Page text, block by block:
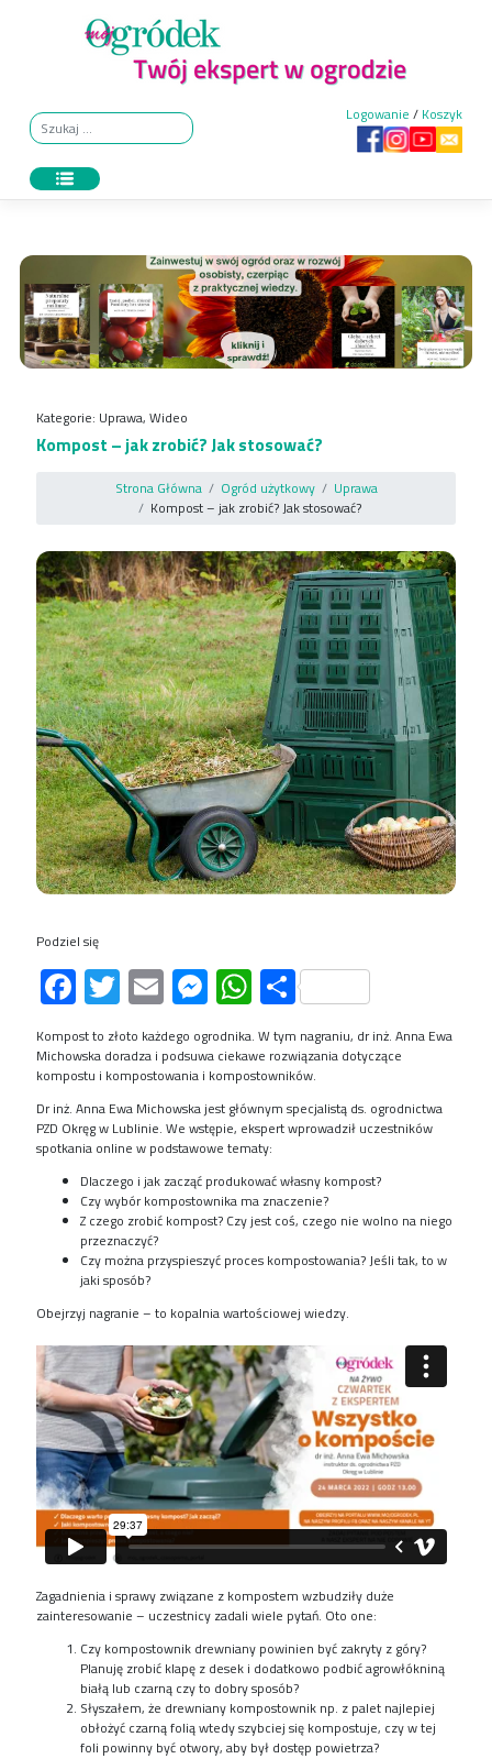
Logowanie / Koszyk
Kategorie: Uprawa, Wideo
Kompost – jak zrobić? Jak stosować?
Strona Główna Ogród użytkowy
Uprawa
Kompost – jak zrobić? Jak stosować?
Podziel się
Facebook
Twitter
EmailMessenger
WhatsApp
Share
Kompost to złoto każdego ogrodnika. W tym nagraniu, dr inż. Anna Ewa
Michowska doradza i podsuwa ciekawe rozwiązania dotyczące
kompostu i kompostowania i kompostowników.
Dr inż. Anna Ewa Michowska jest głównym specjalistą ds. ogrodnictwa
PZD Okręg w Lublinie. We wstępie, ekspert wprowadził uczestników
spotkania online w podstawowe tematy:
Dlaczego i jak zacząć produkować własny kompost?
Czy wybór kompostownika ma znaczenie?
Z czego zrobić kompost? Czy jest coś, czego nie wolno na niego
przeznaczyć?
Czy można przyspieszyć proces kompostowania? Jeśli tak, to w
jaki sposób?
Obejrzyj nagranie – to kopalnia wartościowej wiedzy.
Zagadnienia i sprawy związane z kompostem wzbudziły duże
zainteresowanie – uczestnicy zadali wiele pytań. Oto one:
Czy kompostownik drewniany powinien być zakryty z góry?
Planuję zrobić klapę z desek i dodatkowo podbić agrowłókniną
białą lub czarną czy to dobry sposób?
Słyszałem, że drewniany kompostownik np. z palet najlepiej
obłożyć czarną folią wtedy szybciej się kompostuje, czy w tej
foli powinny być otwory, aby był dostęp powietrza?